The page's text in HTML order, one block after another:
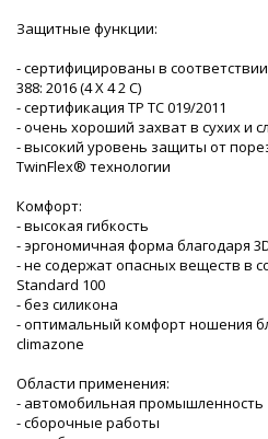
Защитные функции:
- сертифицированы в соответствии
388: 2016 (4 X 4 2 C)
- сертификация ТР ТС 019/2011
- очень хороший захват в сухих и
- высокий уровень защиты от
TwinFlex® технологии
Комфорт:
- высокая гибкость
- эргономичная форма благодаря
- не содержат опасных веществ в
Standard 100
- без силикона
- оптимальный комфорт ношения
climazone
Области применения:
- автомобильная промышленность
- сборочные работы